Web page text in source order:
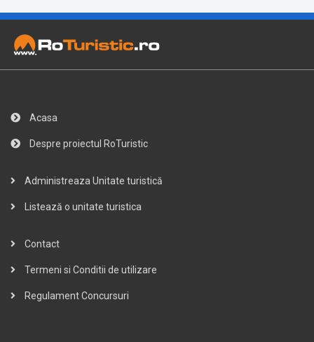
Acasa
Despre proiectul RoTuristic
Administreaza Unitate turistică
Listează o unitate turistica
Contact
Termeni si Conditii de utilizare
Regulament Concursuri